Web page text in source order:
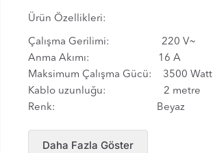
Ürün Özellikleri:
Çalışma Gerilimi: 220 V~
Anma Akımı: 16 A
Maksimum Çalışma Gücü: 3500 Watt
Kablo uzunluğu: 2 metre
Renk: Beyaz
Daha Fazla Göster